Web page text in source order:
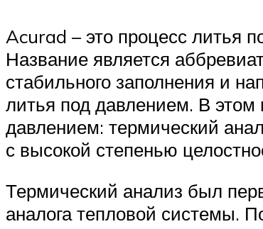
Acurad – это процесс литья
Название является
стабильного заполнения и
литья под давлением. В
давлением: термический
с высокой степенью
Термический анализ был
аналога тепловой системы.